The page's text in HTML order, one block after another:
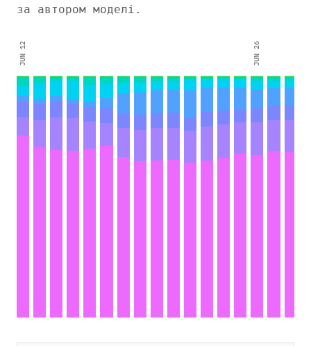
за автором моделі.
JUN 12 JUN 26